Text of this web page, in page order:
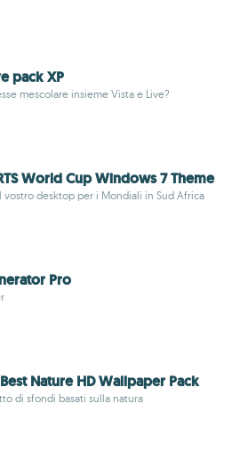
pack XP
mescolare insieme Vista e Live?
World Cup Windows 7 Theme
vostro desktop per i Mondiali in Sud Africa
Pro
Nature HD Wallpaper Pack
di sfondi basati sulla natura